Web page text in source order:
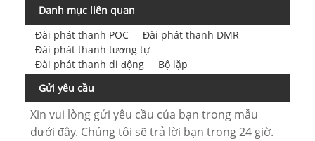
Danh mục liên quan
Đài phát thanh POC
Đài phát thanh DMR
Đài phát thanh tương tự
Đài phát thanh di động
Bộ lặp
Gửi yêu cầu
Xin vui lòng gửi yêu cầu của bạn trong mẫu
dưới đây. Chúng tôi sẽ trả lời bạn trong 24 giờ.